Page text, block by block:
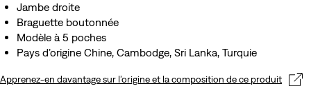
Jambe droite
Braguette boutonnée
Modèle à 5 poches
Pays d’origine Chine, Cambodge, Sri Lanka, Turquie
Apprenez-en davantage sur l’origine et la composition de ce produit